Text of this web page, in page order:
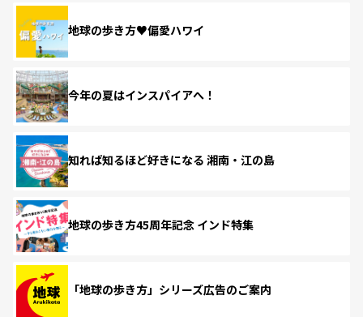
地球の歩き方♥偏愛ハワイ
今年の夏はインスパイアへ！
知れば知るほど好きになる 湘南・江の島
地球の歩き方45周年記念 インド特集
「地球の歩き方」シリーズ広告のご案内